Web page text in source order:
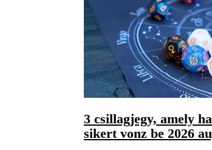
3 csillagjegy, amely
sikert vonz be 2026